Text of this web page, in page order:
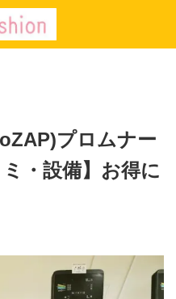
プロムナー
・設備】お得に